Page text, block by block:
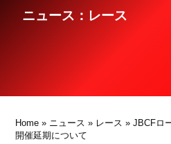
グッズ
ニュース：レース
Home » ニュース » レース » JBCFロ
開催延期について